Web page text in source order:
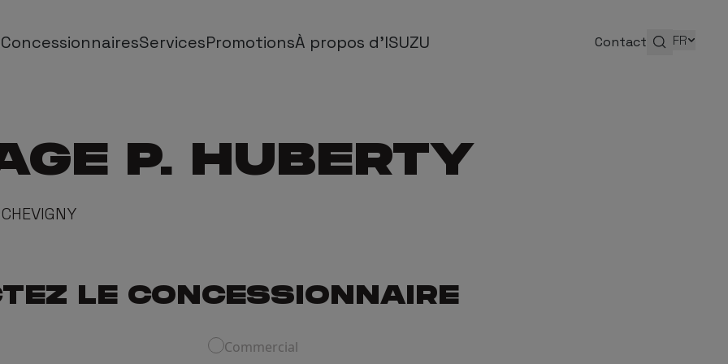
Cab
ConcessionnairesServices
Private Lease
PromotionsÀ propos d'ISUZU
FAQ
Contact FR
P. HUBERTY
LE CONCESSIONNAIRE
Commercial